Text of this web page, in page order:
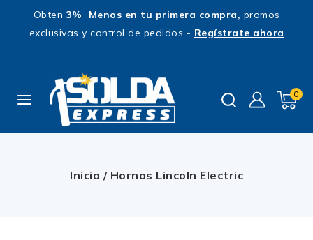
Obten 3% Menos en tu primera compra, promos
exclusivas y control de pedidos - Regístrate ahora
0
Inicio / Hornos Lincoln Electric